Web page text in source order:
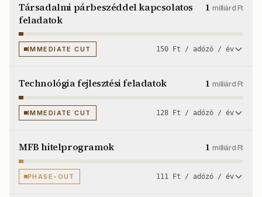
Társadalmi párbeszéddel kapcsolatos
feladatok
1milliárd Ft
IMMEDIATE CUT 150 Ft / adózó / év
Technológia fejlesztési feladatok 1milliárd Ft
IMMEDIATE CUT 128 Ft / adózó / év
MFB hitelprogramok 1milliárd Ft
PHASE-OUT 111 Ft / adózó / év